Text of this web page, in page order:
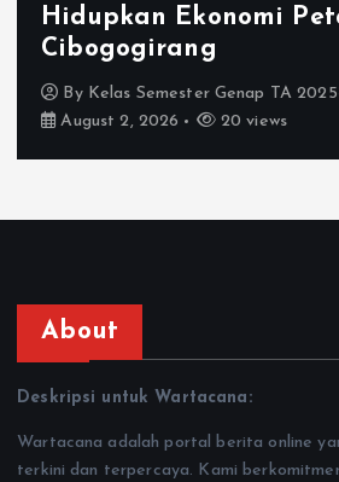
Hidupkan Ekonomi
Cibogogirang
By Kelas Semester Genap TA
August 2, 2026
20 views
About
Deskripsi untuk Wartacana:
Wartacana adalah portal berita online
terkini dan terpercaya. Kami